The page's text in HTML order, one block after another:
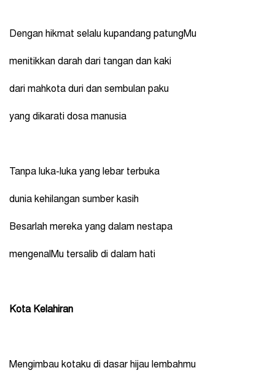
Dengan hikmat selalu kupandang patungMu
menitikkan darah dari tangan dan kaki
dari mahkota duri dan sembulan paku
yang dikarati dosa manusia
Tanpa luka-luka yang lebar terbuka
dunia kehilangan sumber kasih
Besarlah mereka yang dalam nestapa
mengenalMu tersalib di dalam hati
Kota Kelahiran
Mengimbau kotaku di dasar hijau lembahmu